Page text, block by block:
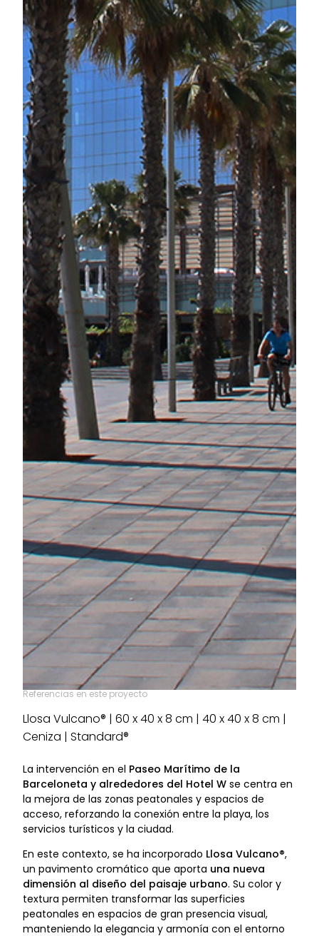
Referencias en este proyecto
Llosa Vulcano® | 60 x 40 x 8 cm | 40 x 40 x 8 cm |
Ceniza | Standard®
La intervención en el Paseo Marítimo de la
Barceloneta y alrededores del Hotel W se centra en
la mejora de las zonas peatonales y espacios de
acceso, reforzando la conexión entre la playa, los
servicios turísticos y la ciudad.
En este contexto, se ha incorporado Llosa Vulcano®,
un pavimento cromático que aporta una nueva
dimensión al diseño del paisaje urbano. Su color y
textura permiten transformar las superficies
peatonales en espacios de gran presencia visual,
manteniendo la elegancia y armonía con el entorno